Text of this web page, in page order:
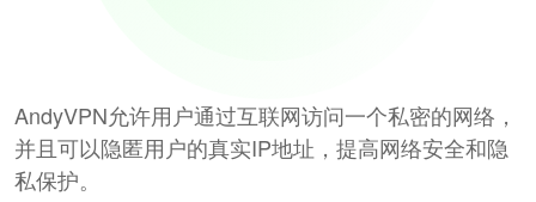
AndyVPN允许用户通过互联网访问一个私密的网络，
并且可以隐匿用户的真实IP地址，提高网络安全和隐
私保护。